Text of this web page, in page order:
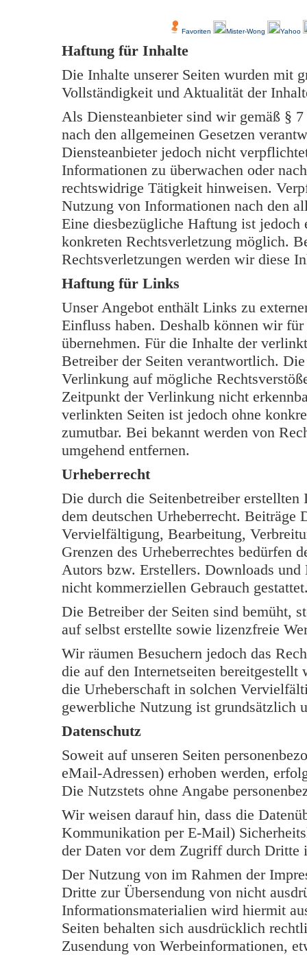
Favoriten Mister-Wong Yahoo
Haftung für Inhalte
Die Inhalte unserer Seiten wurden mit
Vollständigkeit und Aktualität der
Als Diensteanbieter sind wir gemäß §
nach den allgemeinen Gesetzen
Diensteanbieter jedoch nicht
Informationen zu überwachen oder
rechtswidrige Tätigkeit hinweisen.
Nutzung von Informationen nach den
Eine diesbezügliche Haftung ist
konkreten Rechtsverletzung möglich.
Rechtsverletzungen werden wir diese
Haftung für Links
Unser Angebot enthält Links zu
Einfluss haben. Deshalb können wir
übernehmen. Für die Inhalte der
Betreiber der Seiten verantwortlich.
Verlinkung auf mögliche
Zeitpunkt der Verlinkung nicht
verlinkten Seiten ist jedoch ohne
zumutbar. Bei bekannt werden von
umgehend entfernen.
Urheberrecht
Die durch die Seitenbetreiber
dem deutschen Urheberrecht.
Vervielfältigung, Bearbeitung,
Grenzen des Urheberrechtes bedürfen
Autors bzw. Erstellers. Downloads
nicht kommerziellen Gebrauch
Die Betreiber der Seiten sind bemüht,
auf selbst erstellte sowie lizenzfreie
Wir räumen Besuchern jedoch das
die auf den Internetseiten
die Urheberschaft in solchen
gewerbliche Nutzung ist grundsätzlich
Datenschutz
Soweit auf unseren Seiten
eMail-Adressen) erhoben werden,
Die Nutzstets ohne Angabe
Wir weisen darauf hin, dass die
Kommunikation per E-Mail)
der Daten vor dem Zugriff durch Dritte
Der Nutzung von im Rahmen der
Dritte zur Übersendung von nicht
Informationsmaterialien wird hiermit
Seiten behalten sich ausdrücklich
Zusendung von Werbeinformationen,